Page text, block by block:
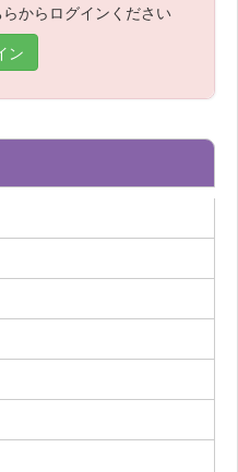
からログインください
ン